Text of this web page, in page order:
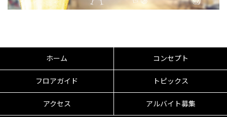
ホーム コンセプト
フロアガイド トピックス
アクセス アルバイト募集